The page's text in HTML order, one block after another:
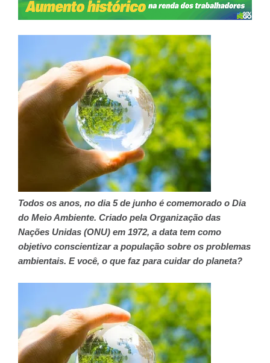
Todos os anos, no dia 5 de junho é comemorado o Dia
do Meio Ambiente. Criado pela Organização das
Nações Unidas (ONU) em 1972, a data tem como
objetivo conscientizar a população sobre os problemas
ambientais. E você, o que faz para cuidar do planeta?